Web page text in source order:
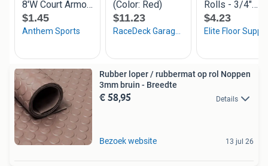
Rubber loper / rubbermat op rol Noppen
3mm bruin - Breedte
€ 58,95 Details
Bezoek website 13 jul 26